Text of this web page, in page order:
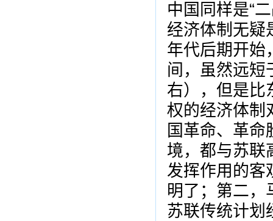
中国同样是“
经济体制无疑
年代后期开始
间，虽然远短
右），但是比
权的经济体制
国革命、革命
境，都与苏联
发挥作用的客
明了；第二，
苏联传统计划